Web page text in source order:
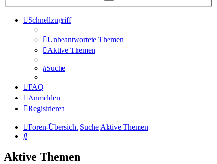
Schnellzugriff
Unbeantwortete Themen
Aktive Themen
Suche
FAQ
Anmelden
Registrieren
Foren-Übersicht SucheAktive Themen
Suche
Aktive Themen